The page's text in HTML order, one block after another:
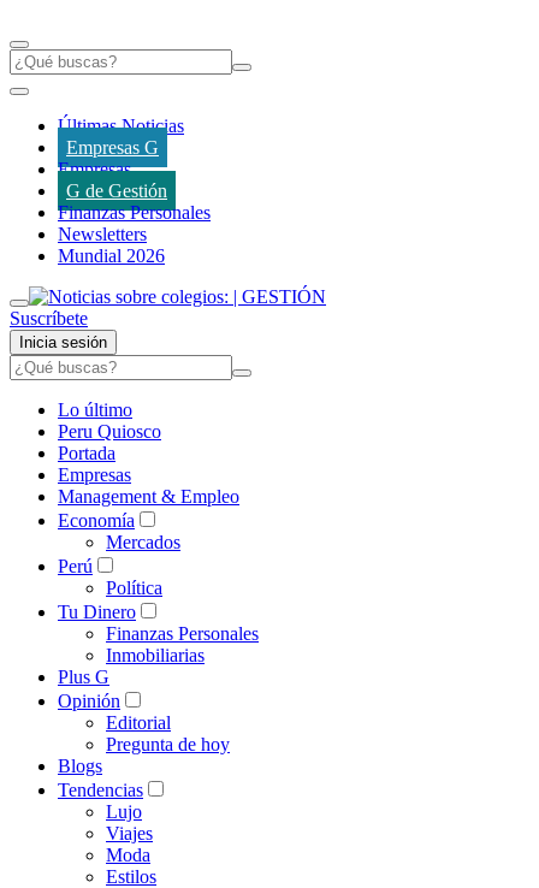
Últimas Noticias
Empresas G
Empresas
G de Gestión
Finanzas Personales
Newsletters
Mundial 2026
Suscríbete
Inicia sesión
Lo último
Peru Quiosco
Portada
Empresas
Management & Empleo
Economía
Mercados
Perú
Política
Tu Dinero
Finanzas Personales
Inmobiliarias
Plus G
Opinión
Editorial
Pregunta de hoy
Blogs
Tendencias
Lujo
Viajes
Moda
Estilos